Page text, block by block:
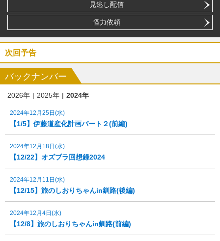
見逃し配信
怪力依頼
次回予告
バックナンバー
2026年 2025年 2024年
2024年12月25日(水)
【1/5】伊藤道産化計画パート２(前編)
2024年12月18日(水)
【12/22】オズブラ回想録2024
2024年12月11日(水)
【12/15】旅のしおりちゃんin釧路(後編)
2024年12月4日(水)
【12/8】旅のしおりちゃんin釧路(前編)